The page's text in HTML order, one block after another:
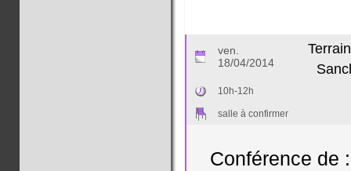
ven.
18/04/2014
10h-12h
salle à confirmer
Conférence de :